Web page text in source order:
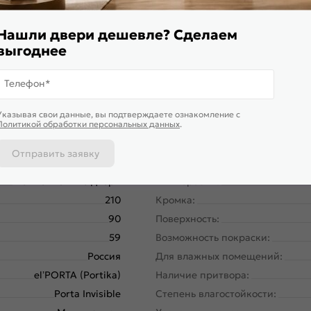
защелки для легкого и практически бесшумного
58190-11204
210
90
59
Россия
el’PORTA (Portika)
Porta Invisible
Кромка:
Поверхность:
Возможность покраски:
Для влажных помещений:
Наличие притвора:
Степень влагостойкости:
двери дешевле? Сделаем
Телефон*
свои данные, вы подтверждаете ознакомление c
обработки персональных данных.
Отправить заявку